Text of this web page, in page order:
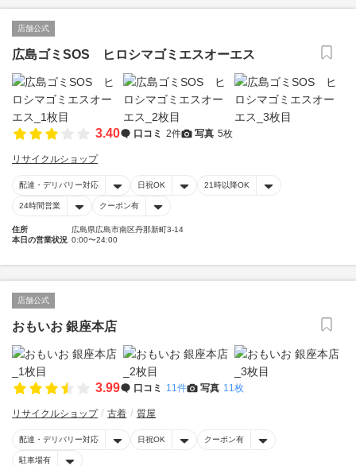
店舗公式
広島ゴミSOS ヒロシマゴミエスオーエス
3.40 口コミ 2件 写真 5枚
リサイクルショップ
配達・デリバリー対応 日祝OK 21時以降OK
24時間営業 クーポン有
住所
広島県広島市南区丹那新町3-14
本日の営業状況 0:00〜24:00
店舗公式
おもいお 銀座本店
3.99 口コミ 11件 写真 11枚
リサイクルショップ 古着 質屋
配達・デリバリー対応 日祝OK クーポン有
駐車場有